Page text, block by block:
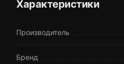
Характеристики
Производитель
Бренд